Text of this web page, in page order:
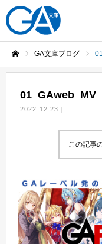
GA文庫ブログ
2022.12.23
この記事